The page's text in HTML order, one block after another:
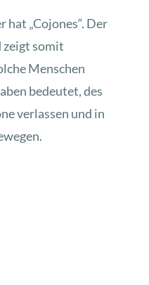
„Cojones“. Der
zeigt somit
Menschen
bedeutet, des
verlassen und in